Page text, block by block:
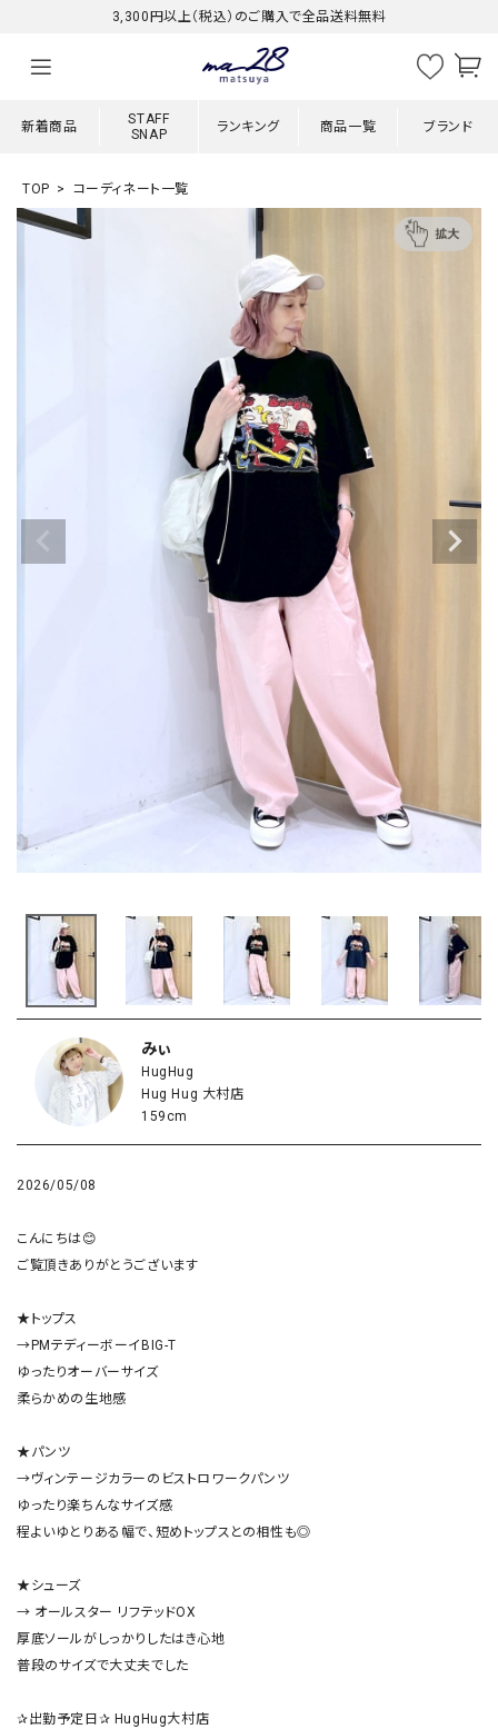
3,300円以上（税込）のご購入で全品送料無料
新着商品
STAFF
SNAP
ランキング 商品一覧 ブランド
TOP コーディネート一覧
みぃ
HugHug
Hug Hug 大村店
159cm
2026/05/08
こんにちは😊
ご覧頂きありがとうございます
★トップス
→PMテディーボーイBIG-T
ゆったりオーバーサイズ
柔らかめの生地感
★パンツ
→ヴィンテージカラーのビストロワークパンツ
ゆったり楽ちんなサイズ感
程よいゆとりある幅で、短めトップスとの相性も◎
★シューズ
→ オールスター リフテッドOX
厚底ソールがしっかりしたはき心地
普段のサイズで大丈夫でした
✰出勤予定日✰ HugHug大村店